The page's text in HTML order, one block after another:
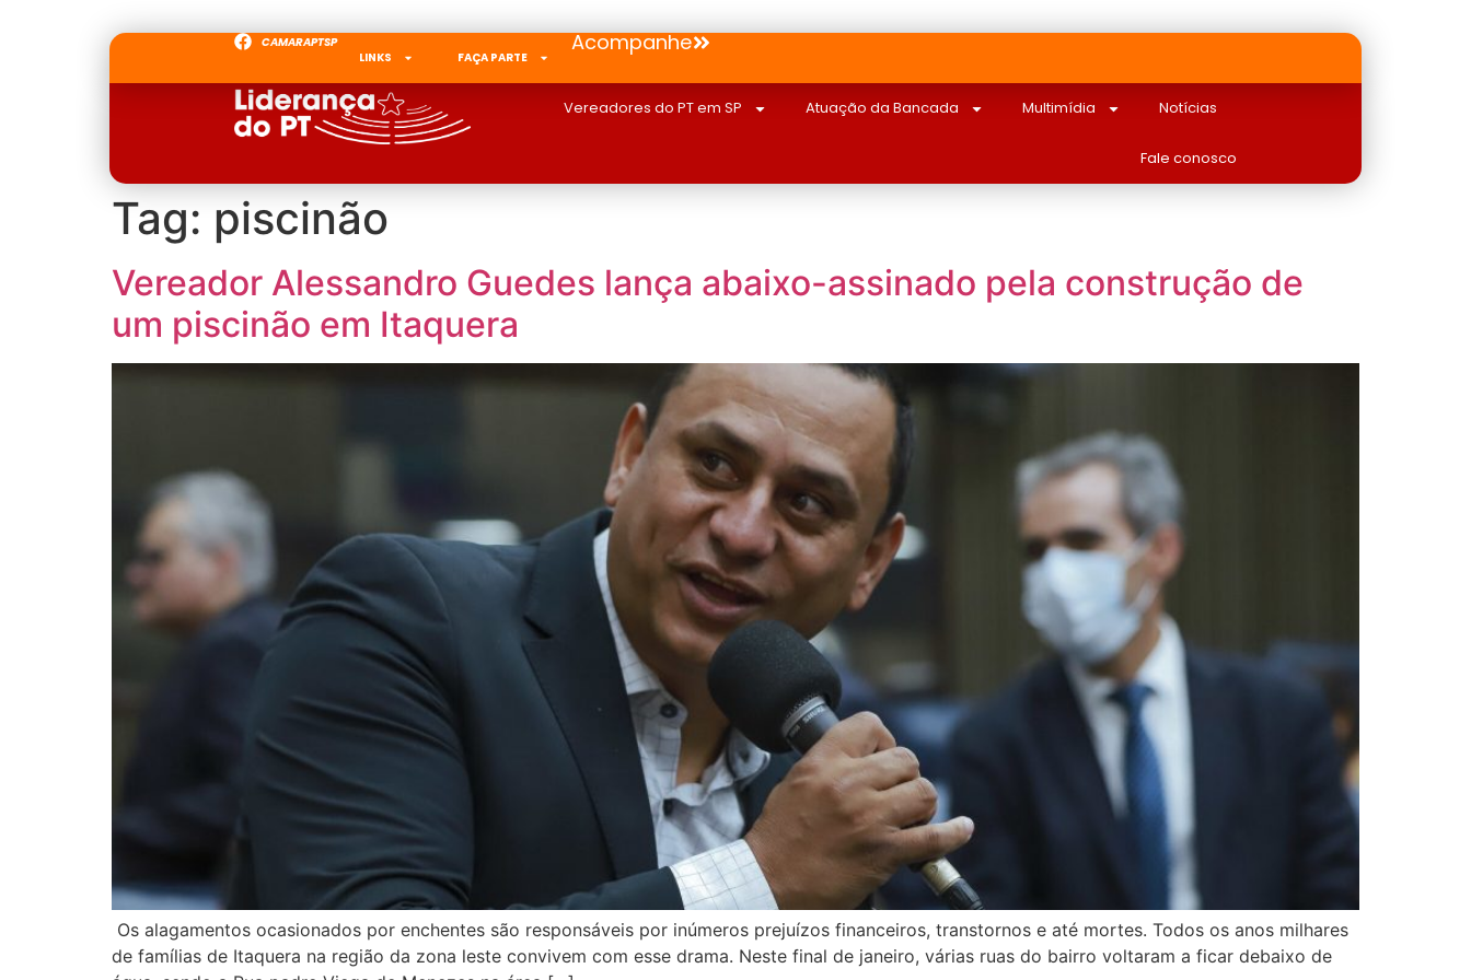
CAMARAPTSP
LINKS
FAÇA PARTE
Acompanhe
Vereadores do PT em SP Atuação da Bancada Multimídia Notícias
Fale conosco
Tag: piscinão
Vereador Alessandro Guedes lança abaixo-assinado pela construção de
um piscinão em Itaquera
Os alagamentos ocasionados por enchentes são responsáveis por inúmeros prejuízos financeiros, transtornos e até mortes. Todos os anos milhares
de famílias de Itaquera na região da zona leste convivem com esse drama. Neste final de janeiro, várias ruas do bairro voltaram a ficar debaixo de